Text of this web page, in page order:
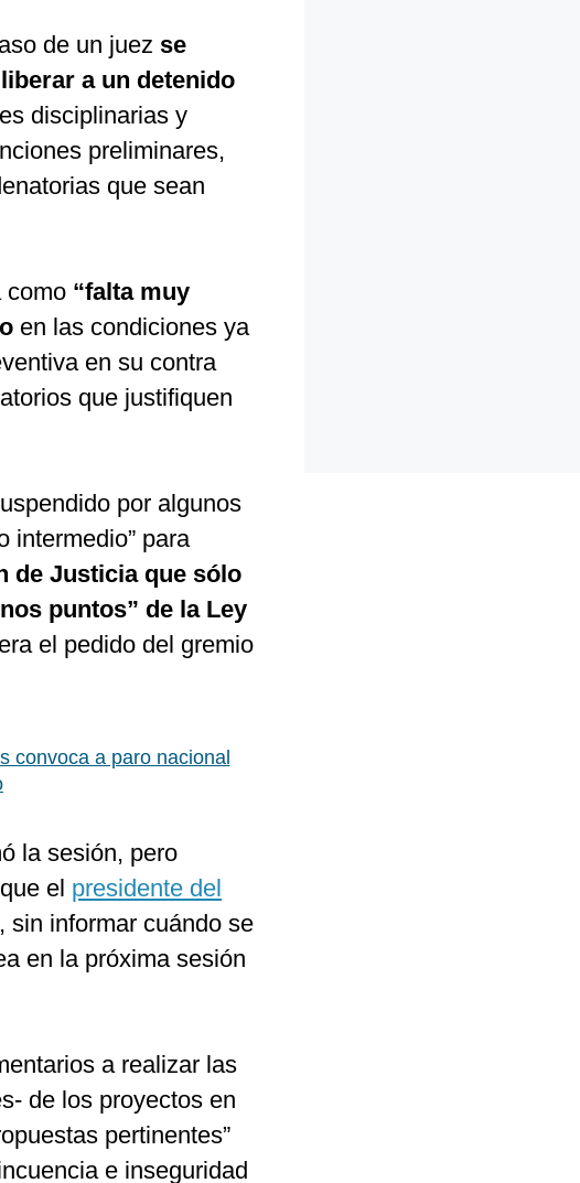
de un juez se
a un detenido
disciplinarias y
preliminares,
que sean
como “falta muy
en las condiciones ya
en su contra
que justifiquen
por algunos
intermedio” para
de Justicia que sólo
puntos” de la Ley
el pedido del gremio
convoca a paro nacional
la sesión, pero
el presidente del
sin informar cuándo se
en la próxima sesión
a realizar las
de los proyectos en
pertinentes”
e inseguridad